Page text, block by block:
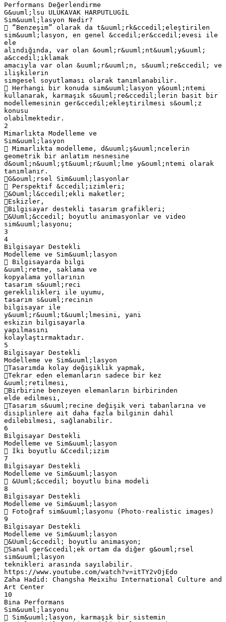
Performans Değerlendirme
G&uuml;lsu ULUKAVAK HARPUTLUGİL
Sim&uuml;lasyon Nedir?
 “Benzeşim” olarak da t&uuml;rk&ccedil;eleştirilen
sim&uuml;lasyon, en genel &ccedil;er&ccedil;evesi ile
ele
alındığında, var olan &ouml;r&uuml;nt&uuml;y&uuml;
a&ccedil;ıklamak
amacıyla var olan &uuml;r&uuml;n, s&uuml;re&ccedil; ve
ilişkilerin
simgesel soyutlaması olarak tanımlanabilir.
 Herhangi bir konuda sim&uuml;lasyon y&ouml;ntemi
kullanarak, karmaşık s&uuml;re&ccedil;lerin basit bir
modellemesinin ger&ccedil;ekleştirilmesi s&ouml;z
konusu
olabilmektedir.
2
Mimarlıkta Modelleme ve
Sim&uuml;lasyon
 Mimarlıkta modelleme, d&uuml;ş&uuml;ncelerin
geometrik bir anlatım nesnesine
d&ouml;n&uuml;şt&uuml;r&uuml;lme y&ouml;ntemi olarak
tanımlanır.
G&ouml;rsel Sim&uuml;lasyonlar
 Perspektif &ccedil;izimleri;
&Ouml;l&ccedil;ekli maketler;
Eskizler,
Bilgisayar destekli tasarım grafikleri;
&Uuml;&ccedil; boyutlu animasyonlar ve video
sim&uuml;lasyonu;
3
4
Bilgisayar Destekli
Modelleme ve Sim&uuml;lasyon
 Bilgisayarda bilgi
&uuml;retme, saklama ve
kopyalama yollarının
tasarım s&uuml;reci
gereklilikleri ile uyumu,
tasarım s&uuml;recinin
bilgisayar ile
y&uuml;r&uuml;t&uuml;lmesini, yani
eskizin bilgisayarla
yapılmasını
kolaylaştırmaktadır.
5
Bilgisayar Destekli
Modelleme ve Sim&uuml;lasyon
Tasarımda kolay değişiklik yapmak,
Tekrar eden elemanların sadece bir kez
&uuml;retilmesi,
Birbirine benzeyen elemanların birbirinden
elde edilmesi,
Tasarım s&uuml;recine değişik veri tabanlarına ve
disiplinlere ait daha fazla bilginin dahil
edilebilmesi, sağlanabilir.
6
Bilgisayar Destekli
Modelleme ve Sim&uuml;lasyon
 İki boyutlu &Ccedil;izim
7
Bilgisayar Destekli
Modelleme ve Sim&uuml;lasyon
 &Uuml;&ccedil; boyutlu bina modeli
8
Bilgisayar Destekli
Modelleme ve Sim&uuml;lasyon
 Fotoğraf sim&uuml;lasyonu (Photo-realistic images)
9
Bilgisayar Destekli
Modelleme ve Sim&uuml;lasyon
&Uuml;&ccedil; boyutlu animasyon;
Sanal ger&ccedil;ek ortam da diğer g&ouml;rsel
sim&uuml;lasyon
teknikleri arasında sayılabilir.
https://www.youtube.com/watch?v=itTY2vOjEdo
Zaha Hadid: Changsha Meixihu International Culture and
Art Center
10
Bina Performans
Sim&uuml;lasyonu
 Sim&uuml;lasyon, karmaşık bir sistemin